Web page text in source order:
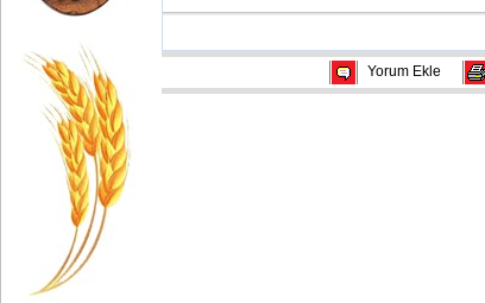
Yorum Ekle